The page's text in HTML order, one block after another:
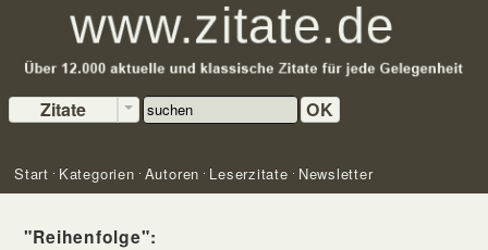
Zitate OK
Start Kategorien Autoren Leserzitate Newsletter
"Reihenfolge":